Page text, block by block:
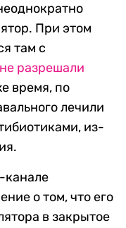
При этом
там с
не разрешали
время, по
лечили
из-
канале
о том, что его
в закрытое